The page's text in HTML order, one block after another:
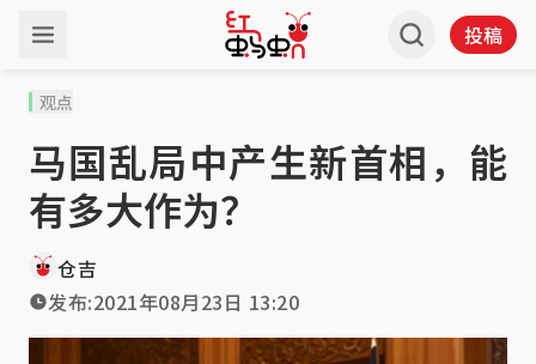
投稿
观点
马国乱局中产生新首相，能
有多大作为？
仓吉
发布:2021年08月23日 13:20